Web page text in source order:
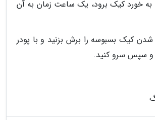
خورد کیک برود، یک ساعت زمان به آن
کیک بسبوسه را برش بزنید و با پودر
و سپس سرو کنید.